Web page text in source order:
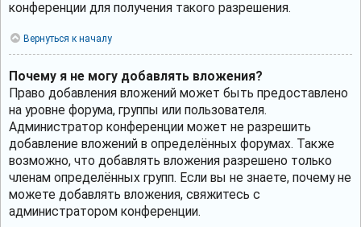
конференции для получения такого разрешения.
Вернуться к началу
Почему я не могу добавлять вложения?
Право добавления вложений может быть предоставлено
на уровне форума, группы или пользователя.
Администратор конференции может не разрешить
добавление вложений в определённых форумах. Также
возможно, что добавлять вложения разрешено только
членам определённых групп. Если вы не знаете, почему не
можете добавлять вложения, свяжитесь с
администратором конференции.